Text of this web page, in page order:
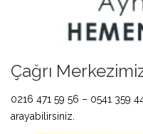
Çağrı
0216 471 59 56 – 0541 359
arayabilirsiniz.